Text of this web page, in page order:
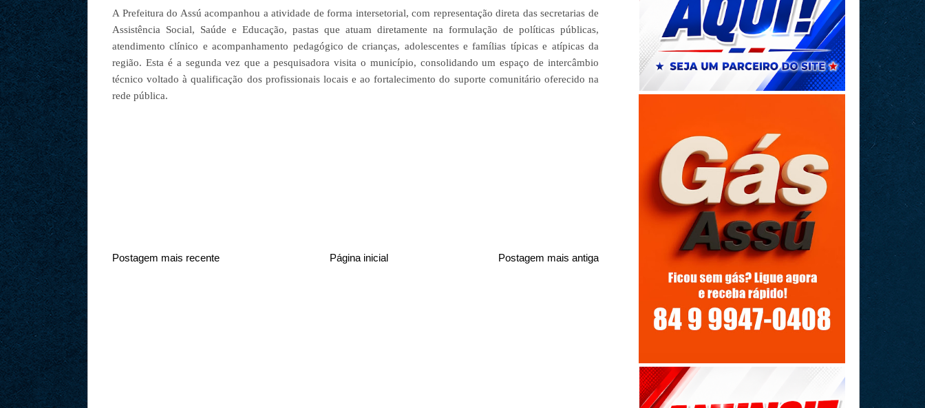
A Prefeitura do Assú acompanhou a atividade de forma intersetorial, com representação direta das secretarias de
Assistência Social, Saúde e Educação, pastas que atuam diretamente na formulação de políticas públicas,
atendimento clínico e acompanhamento pedagógico de crianças, adolescentes e famílias típicas e atípicas da
região. Esta é a segunda vez que a pesquisadora visita o município, consolidando um espaço de intercâmbio
técnico voltado à qualificação dos profissionais locais e ao fortalecimento do suporte comunitário oferecido na
rede pública.
Postagem mais recente Postagem mais antiga
Página inicial